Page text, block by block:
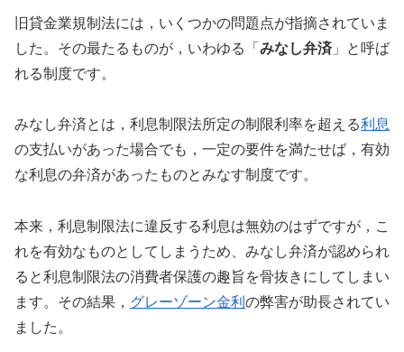
旧貸金業規制法には，いくつかの問題点が指摘されていま
した。その最たるものが，いわゆる「 みなし弁済 」と呼ば
れる制度です。
みなし弁済とは，利息制限法所定の制限利率を超える利息
の支払いがあった場合でも，一定の要件を満たせば，有効
な利息の弁済があったものとみなす制度です。
本来，利息制限法に違反する利息は無効のはずですが，こ
れを有効なものとしてしまうため、みなし弁済が認められ
ると利息制限法の消費者保護の趣旨を骨抜きにしてしまい
ます。その結果， グレーゾーン金利 の弊害が助長されてい
ました。